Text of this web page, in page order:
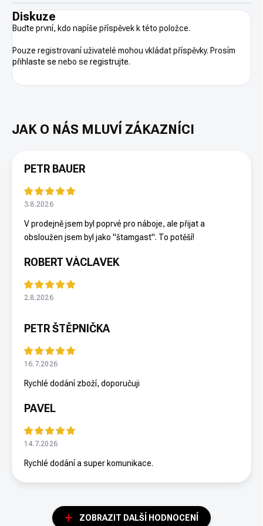
Diskuze
Buďte první, kdo napíše příspěvek k této položce.
Pouze registrovaní uživatelé mohou vkládat příspěvky. Prosím
přihlaste se nebo se registrujte.
PETR BAUER
3.8.2026
V prodejně jsem byl poprvé pro náboje, ale přijat a
obsloužen jsem byl jako "štamgast". To potěší!
ROBERT VÁCLAVEK
2.8.2026
PETR ŠTĚPNIČKA
16.7.2026
Rychlé dodání zboží, doporučuji
PAVEL
14.7.2026
Rychlé dodání a super komunikace.
ZOBRAZIT DALŠÍ HODNOCENÍ